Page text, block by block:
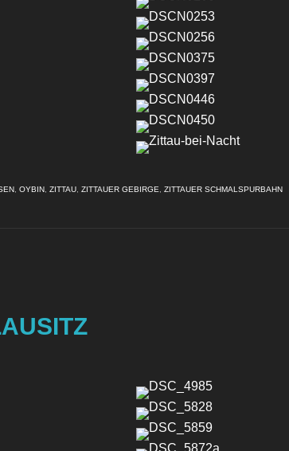
,OYBIN ,ZITTAU ,ZITTAUER GEBIRGE ,ZITTAUER SCHMALSPURBAHN